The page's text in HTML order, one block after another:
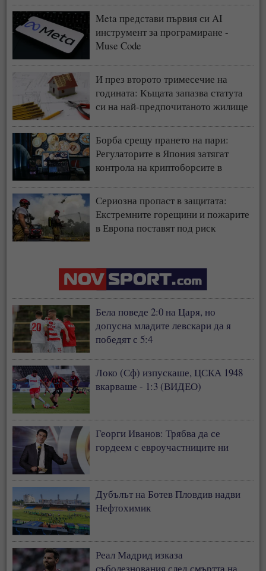
Meta представи първия си AI
инструмент за програмиране -
Muse Code
И през второто тримесечие на
годината: Къщата запазва статута
си на най-предпочитаното жилище
Борба срещу прането на пари:
Регулаторите в Япония затягат
контрола на криптоборсите в
Сериозна пропаст в защитата:
Екстремните горещини и пожарите
в Европа поставят под риск
Бела поведе 2:0 на Царя, но
допусна младите левскари да я
победят с 5:4
Локо (Сф) изпускаше, ЦСКА 1948
вкарваше - 1:3 (ВИДЕО)
Георги Иванов: Трябва да се
гордеем с евроучастниците ни
Дубълът на Ботев Пловдив надви
Нефтохимик
Реал Мадрид изказа
съболезнования след смъртта на